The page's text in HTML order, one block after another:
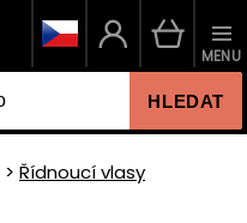
HLEDAT
MENU
Řídnoucí vlasy